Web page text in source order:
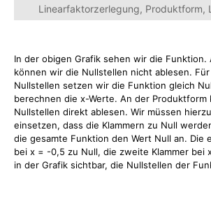
Linearfaktorzerlegung, Produktform,
In der obigen Grafik sehen wir die Funktion.
können wir die Nullstellen nicht ablesen.
Nullstellen setzen wir die Funktion gleich
berechnen die x-Werte. An der Produktform
Nullstellen direkt ablesen. Wir müssen
einsetzen, dass die Klammern zu Null
die gesamte Funktion den Wert Null an. Die
bei x = -0,5 zu Null, die zweite Klammer bei
in der Grafik sichtbar, die Nullstellen der